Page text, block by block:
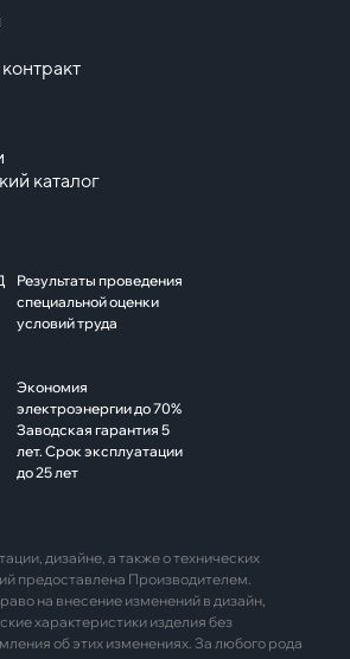
каталог
Результаты проведения
специальной оценки
условий труда
Экономия
электроэнергии до 70%
Заводская гарантия 5
лет. Срок эксплуатации
до 25 лет
дизайне, а также о технических
предоставлена Производителем.
на внесение изменений в дизайн,
характеристики изделия без
об этих изменениях. За любого рода